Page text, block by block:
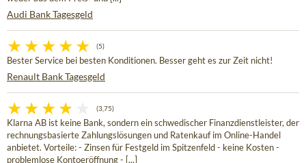
Audi Bank Tagesgeld
(5)
Bester Service bei besten Konditionen. Besser geht es zur Zeit nicht!
Renault Bank Tagesgeld
(3,75)
Klarna AB ist keine Bank, sondern ein schwedischer Finanzdienstleister, der
rechnungsbasierte Zahlungslösungen und Ratenkauf im Online-Handel
anbietet. Vorteile: - Zinsen für Festgeld im Spitzenfeld - keine Kosten -
problemlose Kontoeröffnung - [...]